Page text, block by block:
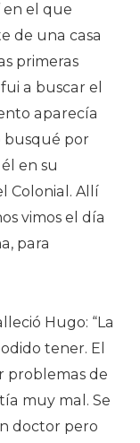
en el que
de una casa
primeras
a buscar el
aparecía
busqué por
en su
Colonial. Allí
vimos el día
para
Hugo: “La
tener. El
problemas de
muy mal. Se
doctor pero